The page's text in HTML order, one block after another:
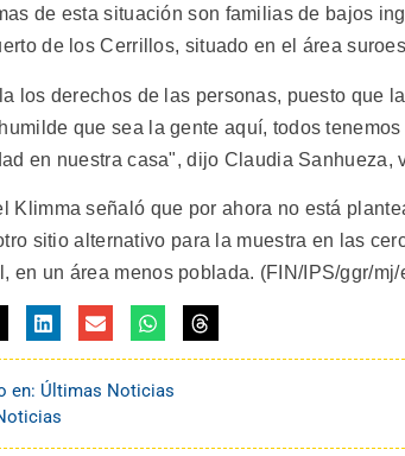
de esta situación son familias de bajos
de los Cerrillos, situado en el área
los derechos de las personas, puesto que
que sea la gente aquí, todos
en nuestra casa", dijo Claudia Sanhueza,
Klimma señaló que por ahora no está
sitio alternativo para la muestra en las
en un área menos poblada. (FIN/IPS/ggr/
en: Últimas Noticias